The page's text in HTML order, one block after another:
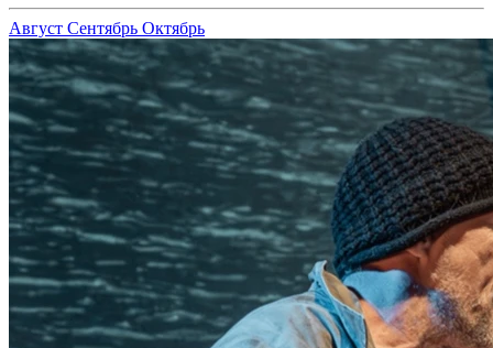
Август Сентябрь Октябрь